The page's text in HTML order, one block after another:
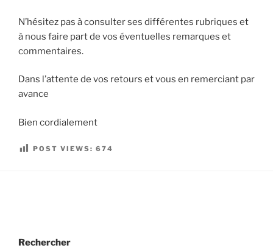
N’hésitez pas à consulter ses différentes rubriques et
à nous faire part de vos éventuelles remarques et
commentaires.
Dans l’attente de vos retours et vous en remerciant par
avance
Bien cordialement
POST VIEWS: 674
Rechercher